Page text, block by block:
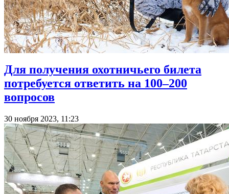
Для получения охотничьего билета
потребуется ответить на 100–200
вопросов
30 ноября 2023, 11:23